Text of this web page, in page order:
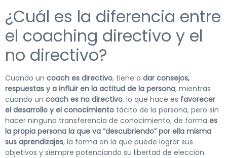
¿Cuál es la diferencia entre
el coaching directivo y el
no directivo?
Cuando un coach es directivo, tiene a dar consejos,
respuestas y a influir en la actitud de la persona, mientras
cuando un coach es no directivo, lo que hace es favorecer
el desarrollo y el conocimiento tácito de la persona, pero sin
hacer ninguna transferencia de conocimiento, de forma es
la propia persona la que va “descubriendo” por ella misma
sus aprendizajes, la forma en la que puede lograr sus
objetivos y siempre potenciando su libertad de elección.